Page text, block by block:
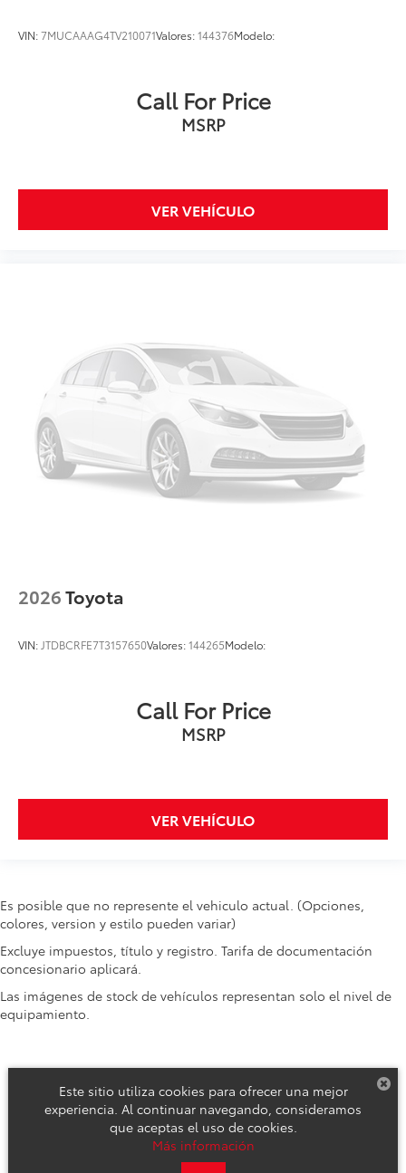
VIN:7MUCAAAG4TV210071Valores:144376Modelo:
Call For Price
MSRP
VER VEHÍCULO
2026Toyota
VIN: JTDBCRFE7T3157650Valores:144265Modelo:
Call For Price
MSRP
VER VEHÍCULO
Es posible que no represente el vehiculo actual. (Opciones,
colores, version y estilo pueden variar)
Excluye impuestos, título y registro. Tarifa de documentación
concesionario aplicará.
Las imágenes de stock de vehículos representan solo el nivel de
equipamiento.
Derechos de autor © 2026 por DealerOn Mapa del sitio
Este sitio utiliza cookies para ofrecer una mejor
experiencia. Al continuar navegando, consideramos
que aceptas el uso de cookies.
Más información